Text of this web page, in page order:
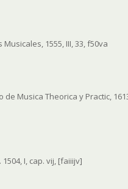
1555, III, 33, f50va
Musica Theorica y Practic,
I, cap. vij, [faiiijv]